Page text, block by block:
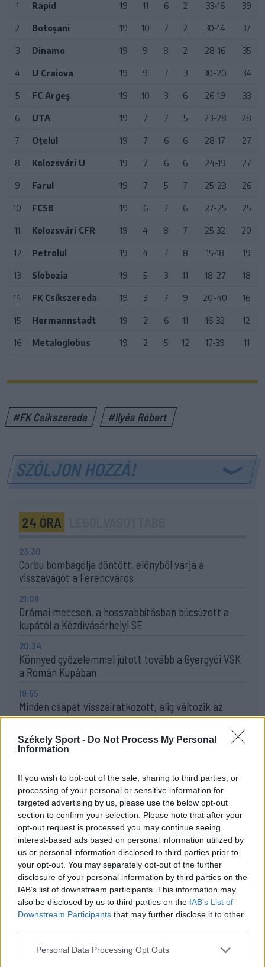
Székely Sport - Do Not Process My Personal
Information
If you wish to opt-out of the sale, sharing to third parties, or
processing of your personal or sensitive information for
targeted advertising by us, please use the below opt-out
section to confirm your selection. Please note that after your
opt-out request is processed you may continue seeing
interest-based ads based on personal information utilized by
us or personal information disclosed to third parties prior to
your opt-out. You may separately opt-out of the further
disclosure of your personal information by third parties on the
IAB’s list of downstream participants. This information may
also be disclosed by us to third parties on the IAB’s List of
Downstream Participants that may further disclose it to other
Personal Data Processing Opt Outs
1 Rapid 19 11 6 2 33-16 39
2 Botoșani 19 10 7 2 30-14 37
3 Dinamo 19 9 8 2 28-16 35
4 U Craiova 19 9 7 3 30-20 34
5 FC Argeș 19 10 3 6 26-19 33
6 UTA 19 7 7 5 23-28 28
7 Oțelul 19 7 6 6 28-17 27
8 Kolozsvári U 19 7 6 6 24-19 27
9 Farul 19 7 5 7 25-23 26
10 FCSB 19 6 7 6 27-25 25
11 Kolozsvári CFR 19 4 8 7 25-32 20
12 Petrolul 19 4 7 8 15-18 19
13 Slobozia 19 5 3 11 18-27 18
14 FK Csíkszereda 19 3 7 9 20-40 16
15 Hermannstadt 19 2 6 11 16-32 12
16 Metaloglobus 19 2 5 12 17-39 11
#FK Csíkszereda #Ilyés Róbert
SZÓLJON HOZZÁ!
24 ÓRA
23:30
Corbu bombagólja döntött, előnyből várja a
visszavágót a Ferencváros
21:08
Drámai meccsen, a hosszabbításban búcsúzott a
kupától a Kézdivásárhelyi SE
20:34
Könnyed győzelemmel jutott tovább a Gyergyói VSK
a Román Kupában
19:55
Minden csapat visszaíratkozott, alig változik az
Udvarhely körzeti focibajnokság összetétele
19:16
Kezdési időpontot kapott a székely derbi
15:50
Intenzív felkészülés után magabiztosan várják a
bajnoki rajtot az FK Csíkszereda fiataljai
Visszavonul a Brassóban és Csíkszeredában is védő
kapus
13:39
Szembementek a trenddel: a Sepsi OSK és az FK
Csíkszereda kilóg a sorból a Szuperligában
MÉG TÖBB FRISS HÍR